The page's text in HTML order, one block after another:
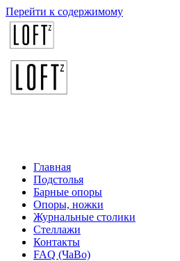
Перейти к содержимому
Главная
Подстолья
Барные опоры
Опоры, ножки
Журнальные столики
Стеллажи
Контакты
FAQ (ЧаВо)